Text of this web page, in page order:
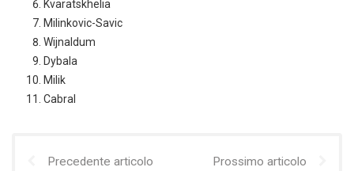
Kvaratskhelia
Milinkovic-Savic
Wijnaldum
Dybala
Milik
Cabral
Precedente articolo Prossimo articolo